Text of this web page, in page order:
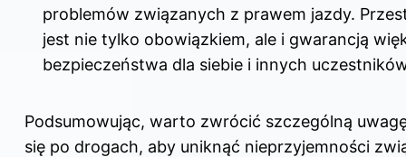
problemów związanych z prawem jazdy.
jest nie tylko obowiązkiem, ale i gwarancją
bezpieczeństwa dla siebie i innych
Podsumowując, warto zwrócić szczególną
się po drogach, aby uniknąć nieprzyjemności